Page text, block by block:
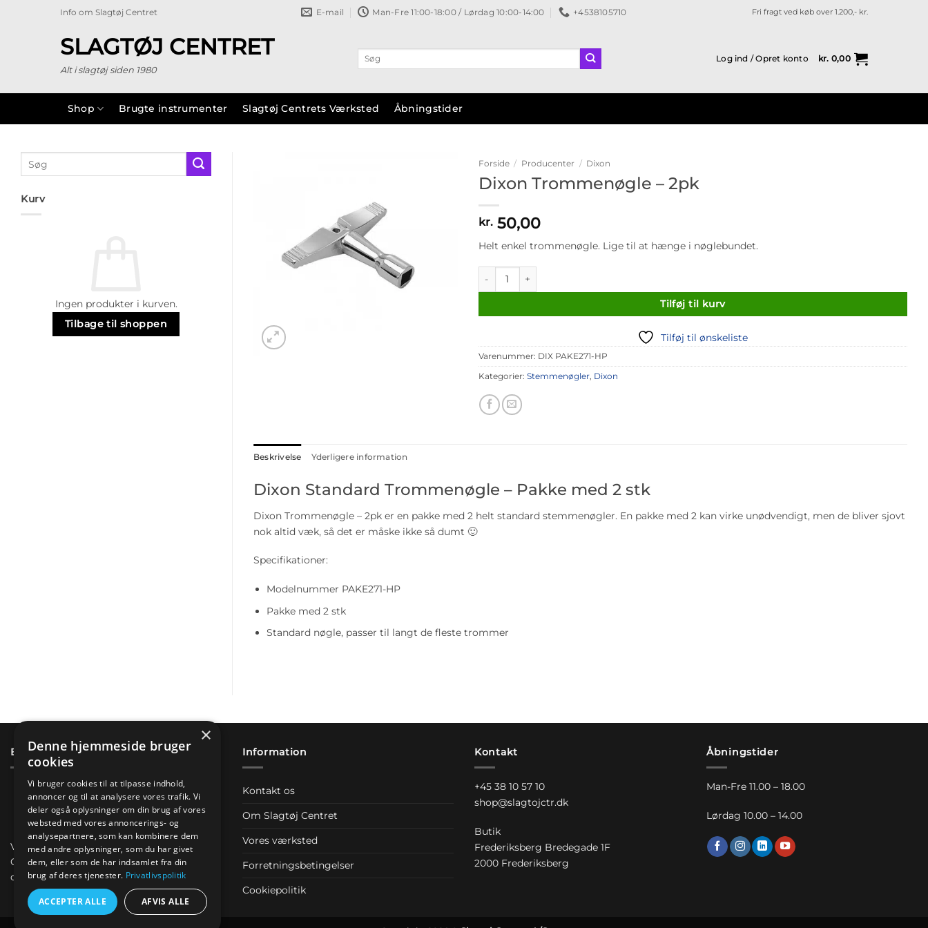
Info om Slagtøj Centret E-mail Man-Fre 11:00-18:00 / Lørdag 10:00-14:00 +4538105710 Fri fragt ved køb over 1.200,- kr.
SLAGTØJ CENTRET
Alt i slagtøj siden 1980
Søg
efter:
Log ind / Opret konto kr. 0,00
Shop Brugte instrumenter Slagtøj Centrets Værksted Åbningstider
efter:
Kurv
Ingen produkter i kurven.
Tilbage til shoppen
Forside / Producenter / Dixon
Dixon Trommenøgle – 2pk
kr.50,00
Helt enkel trommenøgle. Lige til at hænge i nøglebundet.
Dixon Trommenøgle - 2pk antal
Tilføj til kurv
Tilføj til ønskeliste
Varenummer: DIX PAKE271-HP
Kategorier: Stemmenøgler, Dixon
Beskrivelse Yderligere information
Dixon Standard Trommenøgle – Pakke med 2 stk
Dixon Trommenøgle – 2pk er en pakke med 2 helt standard stemmenøgler. En pakke med 2 kan virke unødvendigt, men de bliver sjovt
nok altid væk, så det er måske ikke så dumt 🙂
Specifikationer:
Modelnummer PAKE271-HP
Pakke med 2 stk
Standard nøgle, passer til langt de fleste trommer
Betaling & sikkerhed
Vores betalinger køres igennem NETS &
Quickpay som sørger for at alt er sikkert
og krypteret.
Information
Kontakt os
Om Slagtøj Centret
Vores værksted
Forretningsbetingelser
Cookiepolitik
Kontakt
+45 38 10 57 10
shop@slagtojctr.dk
Butik
Frederiksberg Bredegade 1F
2000 Frederiksberg
Åbningstider
Man-Fre 11.00 – 18.00
Lørdag 10.00 – 14.00
×
Denne hjemmeside bruger
cookies
Vi bruger cookies til at tilpasse indhold,
annoncer og til at analysere vores trafik. Vi
deler også oplysninger om din brug af vores
websted med vores annoncerings- og
analysepartnere, som kan kombinere dem
med andre oplysninger, som du har givet
dem, eller som de har indsamlet fra din
brug af deres tjenester. Privatlivspolitik
ACCEPTER ALLE AFVIS ALLE